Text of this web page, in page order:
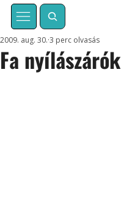
Fa nyílászárók
2009. aug. 30. 3 perc olvasás